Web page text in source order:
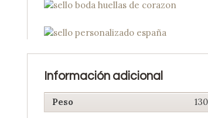
Información adicional
Peso